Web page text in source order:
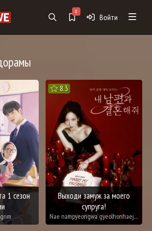
0
Войти
1 сезон
8.3
Выходи замуж за моего
супруга!
Nae nampyeongwa gyeolhonhaejwo